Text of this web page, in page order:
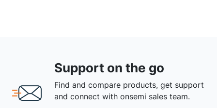
Support on the go
Find and compare products, get support
and connect with onsemi sales team.